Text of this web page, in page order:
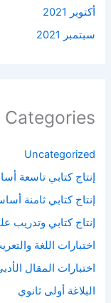
أكتوبر 2021
سبتمبر 2021
Categories
Uncategorized
إنتاج كتابي تاسعة
إنتاج كتابي ثامنة
إنتاج كتابي وتدريب
اختبارات اللغة
اختبارات المقال
البلاغة أولى ثانوي